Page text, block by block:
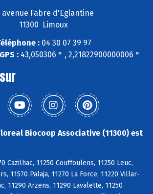
avenue Fabre d'Eglantine
11300 Limoux
:04 30 07 39 97
: 43,050306 ° , 2,21822900000006 °
Biocoop Associative (11300) est
Cazilhac, 11250 Couffoulens, 11250 Leuc,
11570 Palaja, 11270 La Force, 11220 Villar-
11290 Arzens, 11290 Lavalette, 11250